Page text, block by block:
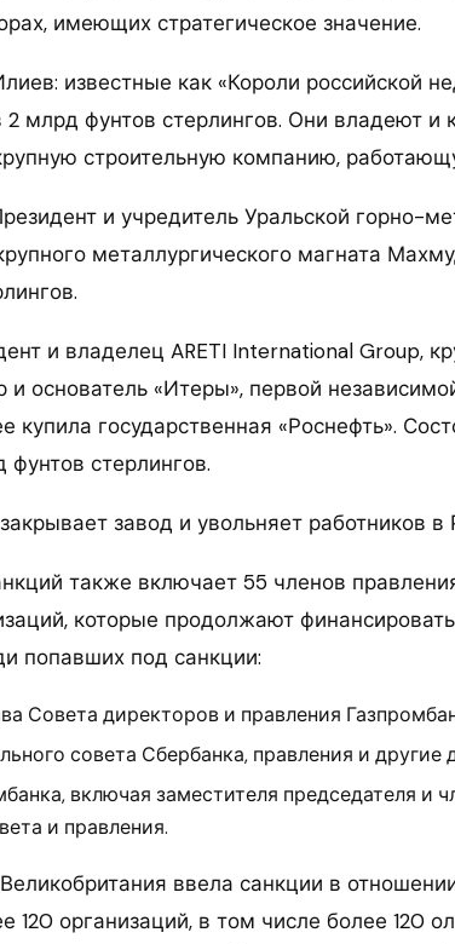
имеющих стратегическое значение.
известные как «Короли российской
млрд фунтов стерлингов. Они владеют и
строительную компанию,
и учредитель Уральской горно-
металлургического магната
и владелец ARETI International Group,
и основатель «Итеры», первой
купила государственная «Роснефть».
фунтов стерлингов.
завод и увольняет работников в
также включает 55 членов
которые продолжают
попавших под санкции:
Совета директоров и правления
совета Сбербанка, правления и другие
включая заместителя председателя и
и правления.
ввела санкции в
120 организаций, в том числе более 120